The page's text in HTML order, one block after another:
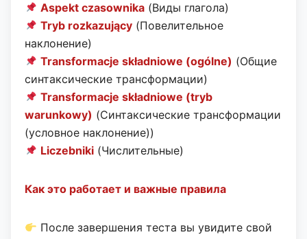
Aspekt czasownika (Виды глагола)
Tryb rozkazujący (Повелительное
наклонение)
Transformacje składniowe (ogólne) (Общие
синтаксические трансформации)
Transformacje składniowe (tryb
warunkowy) (Синтаксические трансформации
(условное наклонение))
Liczebniki (Числительные)
Как это работает и важные правила
После завершения теста вы увидите свой